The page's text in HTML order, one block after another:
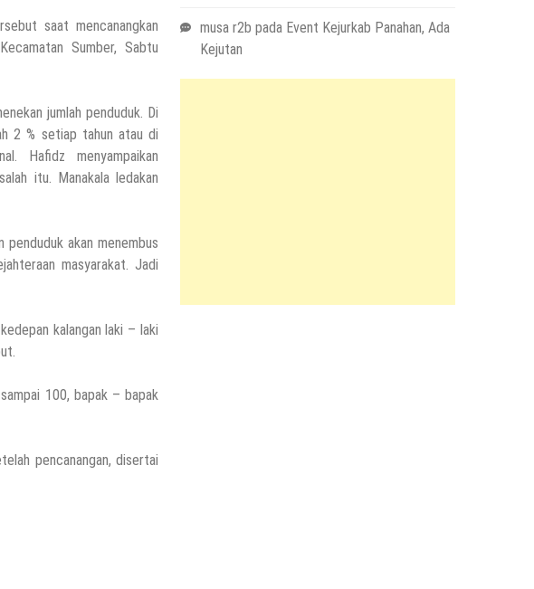
saat mencanangkan
Sumber, Sabtu
jumlah penduduk. Di
2 % setiap tahun atau di
Hafidz menyampaikan
itu. Manakala ledakan
akan menembus
masyarakat. Jadi
kalangan laki – laki
100, bapak – bapak
pencanangan, disertai
musa r2b pada Event Kejurkab Panahan, Ada
Kejutan